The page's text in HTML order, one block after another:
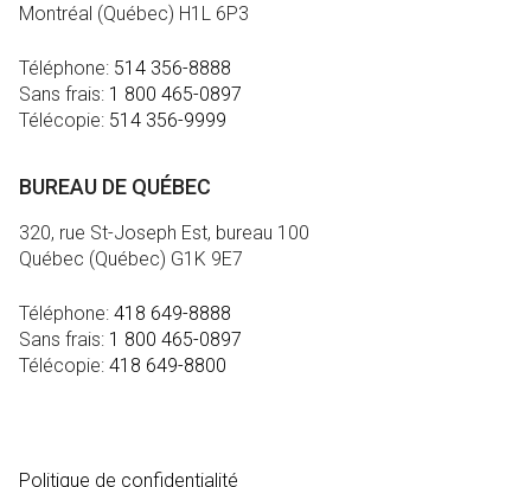
Montréal (Québec) H1L 6P3
Téléphone: 514 356-8888
Sans frais: 1 800 465-0897
Télécopie: 514 356-9999
BUREAU DE QUÉBEC
320, rue St-Joseph Est, bureau 100
Québec (Québec) G1K 9E7
Téléphone: 418 649-8888
Sans frais: 1 800 465-0897
Télécopie: 418 649-8800
Politique de confidentialité